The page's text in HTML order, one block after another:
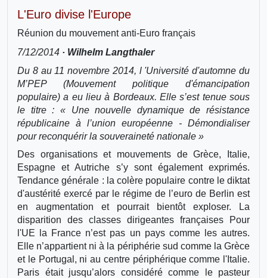
L'Euro divise l'Europe
Réunion du mouvement anti-Euro français
7/12/2014 · Wilhelm Langthaler
Du 8 au 11 novembre 2014, l 'Université d'automne du
M’PEP (Mouvement politique d'émancipation
populaire) a eu lieu à Bordeaux. Elle s’est tenue sous
le titre : « Une nouvelle dynamique de résistance
républicaine à l’union européenne - Démondialiser
pour reconquérir la souveraineté nationale »
Des organisations et mouvements de Grèce, Italie,
Espagne et Autriche s’y sont également exprimés.
Tendance générale : la colère populaire contre le diktat
d'austérité exercé par le régime de l’euro de Berlin est
en augmentation et pourrait bientôt exploser. La
disparition des classes dirigeantes françaises Pour
l'UE la France n’est pas un pays comme les autres.
Elle n’appartient ni à la périphérie sud comme la Grèce
et le Portugal, ni au centre périphérique comme l'Italie.
Paris était jusqu’alors considéré comme le pasteur